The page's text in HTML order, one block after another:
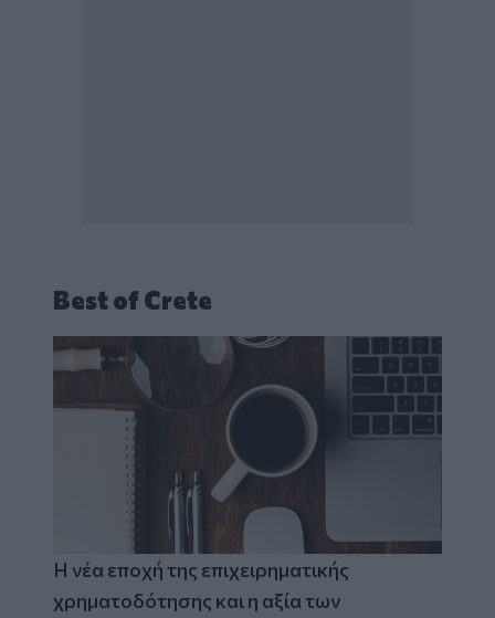
Best of Crete
Η νέα εποχή της επιχειρηματικής
χρηματοδότησης και η αξία των